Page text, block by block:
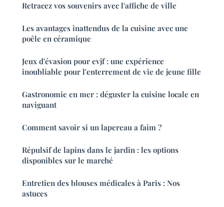
Retracez vos souvenirs avec l'affiche de ville
Les avantages inattendus de la cuisine avec une
poêle en céramique
Jeux d'évasion pour evjf : une expérience
inoubliable pour l'enterrement de vie de jeune fille
Gastronomie en mer : déguster la cuisine locale en
naviguant
Comment savoir si un lapereau a faim ?
Répulsif de lapins dans le jardin : les options
disponibles sur le marché
Entretien des blouses médicales à Paris : Nos
astuces